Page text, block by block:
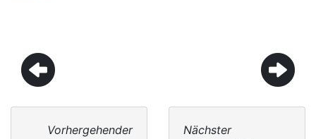
Vorhergehender
Nächster